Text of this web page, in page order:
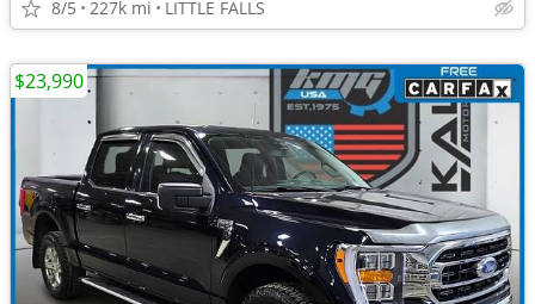
8/5 227k mi LITTLE FALLS
$23,990